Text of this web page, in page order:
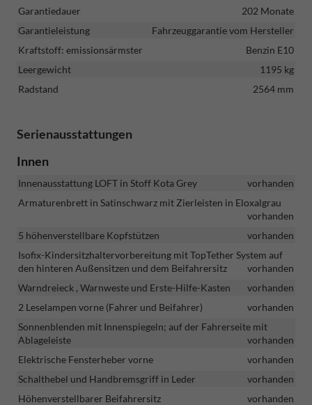
Garantiedauer
202 Monate
Garantieleistung
Fahrzeuggarantie vom Hersteller
Kraftstoff: emissionsärmster
Benzin E10
Leergewicht
1195 kg
Radstand
2564 mm
Serienausstattungen
Innen
Innenausstattung LOFT in Stoff Kota Grey
vorhanden
Armaturenbrett in Satinschwarz mit Zierleisten in Eloxalgrau
vorhanden
5 höhenverstellbare Kopfstützen
vorhanden
Isofix-Kindersitzhaltervorbereitung mit TopTether System auf
den hinteren Außensitzen und dem Beifahrersitz
vorhanden
Warndreieck , Warnweste und Erste-Hilfe-Kasten
vorhanden
2 Leselampen vorne (Fahrer und Beifahrer)
vorhanden
Sonnenblenden mit Innenspiegeln; auf der Fahrerseite mit
Ablageleiste
vorhanden
Elektrische Fensterheber vorne
vorhanden
Schalthebel und Handbremsgriff in Leder
vorhanden
Höhenverstellbarer Beifahrersitz
vorhanden